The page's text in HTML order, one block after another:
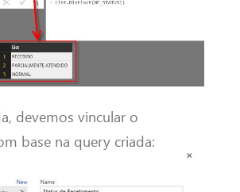
devemos vincular o
base na query criada: